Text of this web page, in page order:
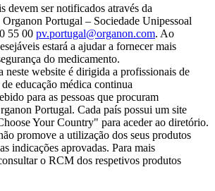
devem ser notificados através da
Portugal – Sociedade Unipessoal
55 00 pv.portugal@organon.com. Ao
estará a ajudar a fornecer mais
do medicamento.
website é dirigida a profissionais de
educação médica continua
para as pessoas que procuram
Portugal. Cada país possui um site
Your Country" para aceder ao diretório.
promove a utilização dos seus produtos
indicações aprovadas. Para mais
o RCM dos respetivos produtos